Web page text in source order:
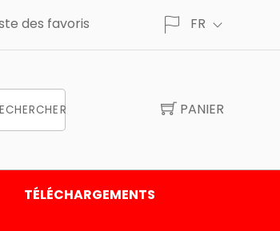
des favoris FR
PANIER
TÉLÉCHARGEMENTS